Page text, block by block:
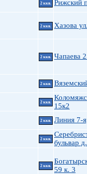
2 ккв. Рижский
2 ккв. Хазова
2 ккв. Чапаева
2 ккв.
2 ккв.
15к2
2 ккв. Линия 7-
2 ккв.
бульвар
2 ккв.
59 к. 3